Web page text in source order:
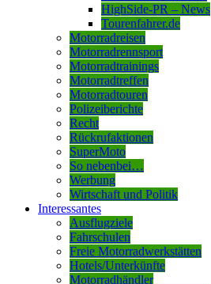
HighSide-PR – News
Tourenfahrer.de
Motorradreisen
Motorradrennsport
Motorradtrainings
Motorradtreffen
Motorradtouren
Polizeiberichte
Recht
Rückrufaktionen
SuperMoto
So nebenbei…
Werbung
Wirtschaft und Politik
Interessantes
Ausflugziele
Fahrschulen
Freie Motorradwerkstätten
Hotels/Unterkünfte
Motorradhändler